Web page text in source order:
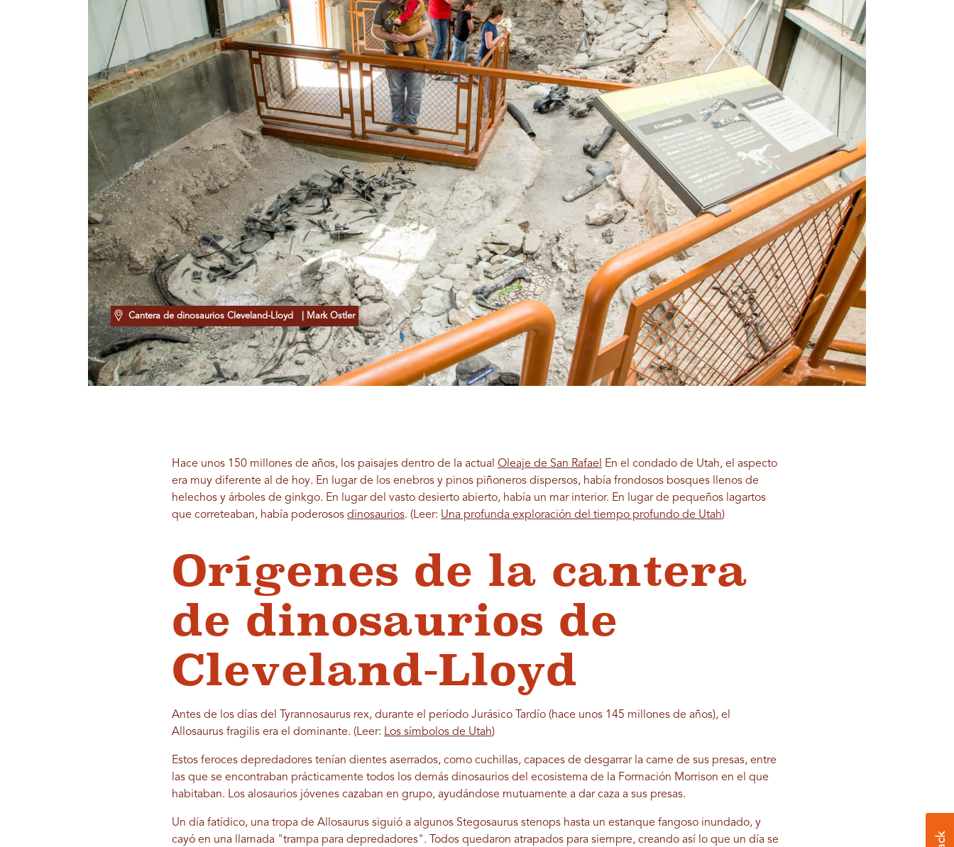
Cantera de dinosaurios Cleveland-Lloyd | Mark Ostler
Hace unos 150 millones de años, los paisajes dentro de la actual Oleaje de San Rafael
En el condado de Utah, el aspecto
era muy diferente al de hoy. En lugar de los enebros y pinos piñoneros dispersos, había frondosos bosques llenos de
helechos y árboles de ginkgo. En lugar del vasto desierto abierto, había un mar interior. En lugar de pequeños lagartos
que correteaban, había poderosos dinosaurios. (Leer: Una profunda exploración del tiempo profundo de Utah)
Orígenes de la cantera
de dinosaurios de
Cleveland-Lloyd
Antes de los días del Tyrannosaurus rex, durante el período Jurásico Tardío (hace unos 145 millones de años), el
Allosaurus fragilis era el dominante. (Leer: Los símbolos de Utah)
Estos feroces depredadores tenían dientes aserrados, como cuchillas, capaces de desgarrar la carne de sus presas, entre
las que se encontraban prácticamente todos los demás dinosaurios del ecosistema de la Formación Morrison en el que
habitaban. Los alosaurios jóvenes cazaban en grupo, ayudándose mutuamente a dar caza a sus presas.
Un día fatídico, una tropa de Allosaurus siguió a algunos Stegosaurus stenops hasta un estanque fangoso inundado, y
cayó en una llamada "trampa para depredadores". Todos quedaron atrapados para siempre, creando así lo que un día se